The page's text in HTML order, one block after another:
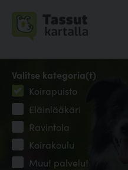
Valitse kategoria(t)
Koirapuisto
Eläinlääkäri
Ravintola
Koirakoulu
Muut palvelut